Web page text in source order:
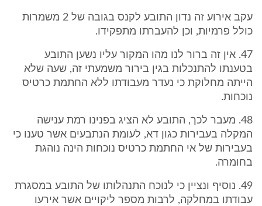
עקב אירוע זה נדון התובע לקנס בגובה של 2 משמרות
כולל פרמיות, וכן להעברתו מתפקידו.
47. אין זה ברור לנו מהו המקור עליו נשען התובע
בטענתו להתנכלות בגין בירור משמעתי זה, שעה שלא
הייתה מחלוקת כי נעדר מעבודתו ללא החתמת כרטיס
נוכחות.
48. מעבר לכך, התובע לא הציג בפנינו רמת ענישה
המקלה בעבירות כגון דא, לעומת הנתבעים אשר טענו כי
בעבירות של אי החתמת כרטיס נוכחות הינה נוהגת
בחומרה.
49. נוסיף ונציין כי לנוכח התנהלותו של התובע במסגרת
עבודתו במחלקה, לרבות מספר ליקויים אשר אירעו